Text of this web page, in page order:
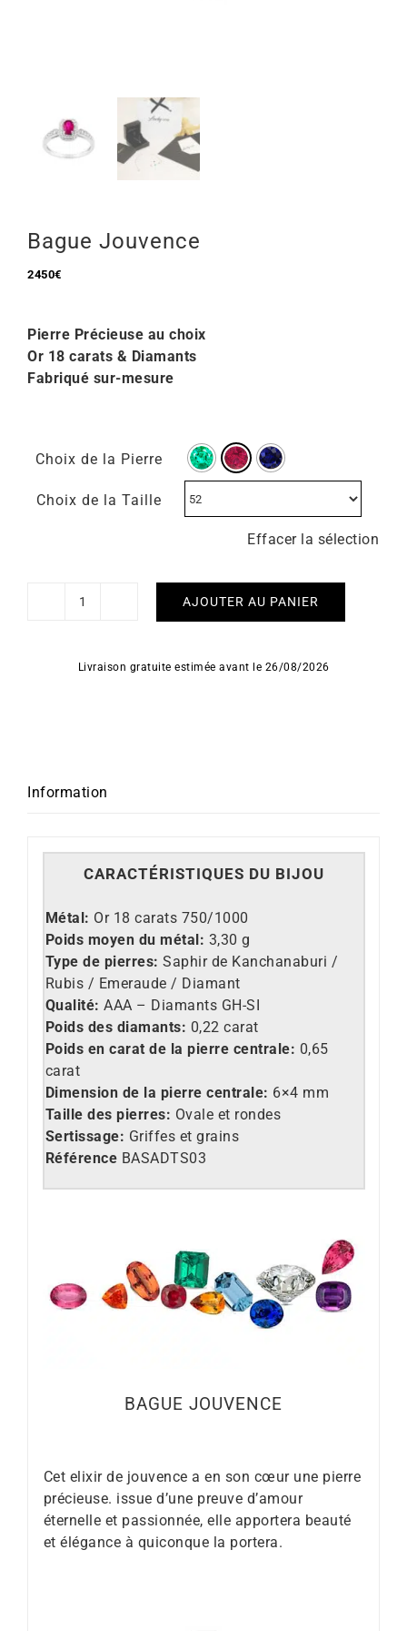
Bague Jouvence
2450€
Pierre Précieuse au choix
Or 18 carats & Diamants
Fabriqué sur-mesure
Choix de la Pierre
Choix de la Taille
Effacer la sélection
quantité
Jouvence
AJOUTER AU PANIER
Livraison gratuite estimée avant le 26/08/2026
Information
CARACTÉRISTIQUES DU BIJOU
Métal: Or 18 carats 750/1000
Poids moyen du métal: 3,30 g
Type de pierres: Saphir de Kanchanaburi /
Rubis / Emeraude / Diamant
Qualité: AAA – Diamants GH-SI
Poids des diamants: 0,22 carat
Poids en carat de la pierre centrale: 0,65
carat
Dimension de la pierre centrale: 6×4 mm
Taille des pierres: Ovale et rondes
Sertissage: Griffes et grains
Référence BASADTS03
BAGUE JOUVENCE
Cet elixir de jouvence a en son cœur une pierre
précieuse. issue d’une preuve d’amour
éternelle et passionnée, elle apportera beauté
et élégance à quiconque la portera.